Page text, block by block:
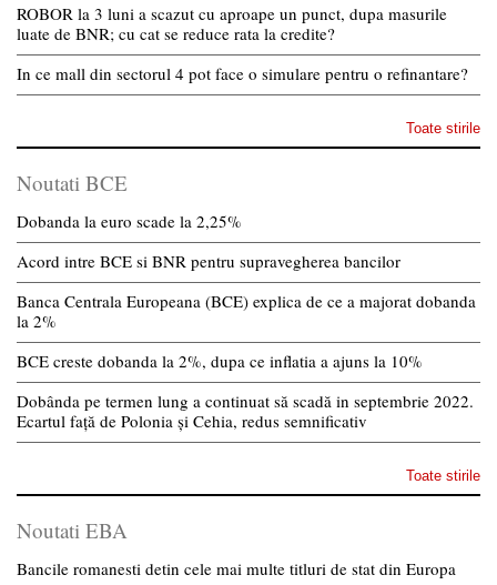
ROBOR la 3 luni a scazut cu aproape un punct, dupa masurile
luate de BNR; cu cat se reduce rata la credite?
In ce mall din sectorul 4 pot face o simulare pentru o refinantare?
Toate stirile
Noutati BCE
Dobanda la euro scade la 2,25%
Acord intre BCE si BNR pentru supravegherea bancilor
Banca Centrala Europeana (BCE) explica de ce a majorat dobanda
la 2%
BCE creste dobanda la 2%, dupa ce inflatia a ajuns la 10%
Dobânda pe termen lung a continuat să scadă in septembrie 2022.
Ecartul față de Polonia și Cehia, redus semnificativ
Toate stirile
Noutati EBA
Bancile romanesti detin cele mai multe titluri de stat din Europa